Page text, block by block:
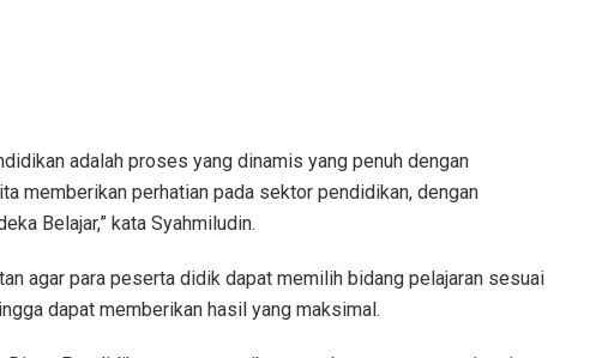
adalah proses yang dinamis yang penuh dengan
memberikan perhatian pada sektor pendidikan, dengan
Belajar,” kata Syahmiludin.
agar para peserta didik dapat memilih bidang pelajaran sesuai
dapat memberikan hasil yang maksimal.